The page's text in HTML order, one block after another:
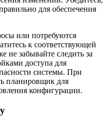
для обеспечения
или потребуются
к соответствующей
не забывайте следить за
доступа для
системы. При
планировщик для
конфигурации.